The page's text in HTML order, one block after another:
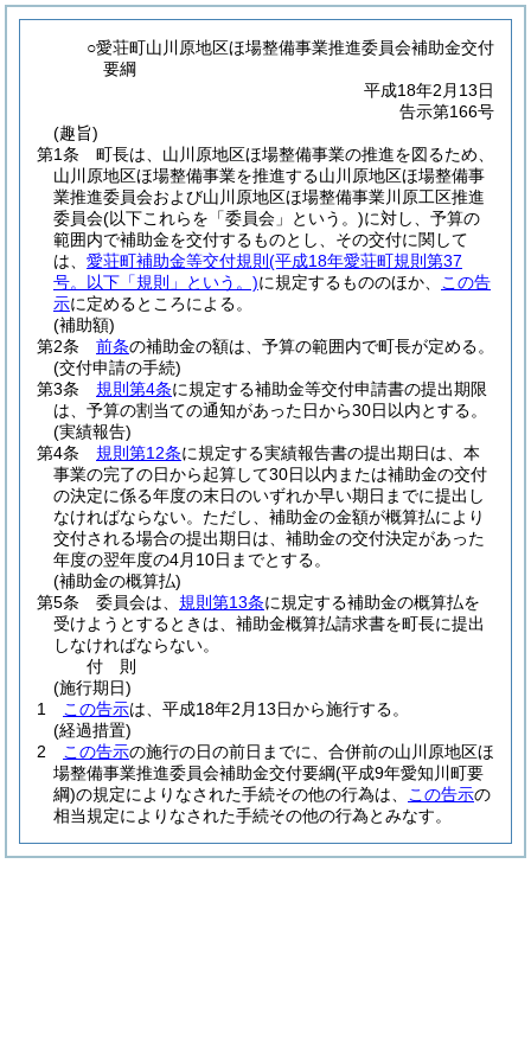
○愛荘町山川原地区ほ場整備事業推進委員会補助金交付
要綱
平成18年2月13日
告示第166号
(趣旨)
第1条
町長は、山川原地区ほ場整備事業の推進を図るため、
山川原地区ほ場整備事業を推進する山川原地区ほ場整備事
業推進委員会および山川原地区ほ場整備事業川原工区推進
委員会(以下これらを「委員会」という。)に対し、予算の
範囲内で補助金を交付するものとし、その交付に関して
は、 愛荘町補助金等交付規則 (平成18年愛荘町規則第37
号。以下「規則」という。)に規定するもののほか、
この告
示に定めるところによる。
(補助額)
第2条
前条の補助金の額は、予算の範囲内で町長が定める。
(交付申請の手続)
第3条
規則第4条に規定する補助金等交付申請書の提出期限
は、予算の割当ての通知があった日から30日以内とする。
(実績報告)
第4条
規則第12条に規定する実績報告書の提出期日は、本
事業の完了の日から起算して30日以内または補助金の交付
の決定に係る年度の末日のいずれか早い期日までに提出し
なければならない。 ただし、補助金の金額が概算払により
交付される場合の提出期日は、補助金の交付決定があった
年度の翌年度の4月10日までとする。
(補助金の概算払)
第5条
委員会は、 規則第13条に規定する補助金の概算払を
受けようとするときは、補助金概算払請求書を町長に提出
しなければならない。
付 則
(施行期日)
1
この告示は、平成18年2月13日から施行する。
(経過措置)
2
この告示の施行の日の前日までに、合併前の山川原地区ほ
場整備事業推進委員会補助金交付要綱(平成9年愛知川町要
綱)の規定によりなされた手続その他の行為は、 この告示の
相当規定によりなされた手続その他の行為とみなす。